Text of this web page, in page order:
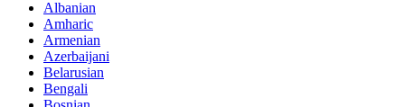
Albanian
Amharic
Armenian
Azerbaijani
Belarusian
Bengali